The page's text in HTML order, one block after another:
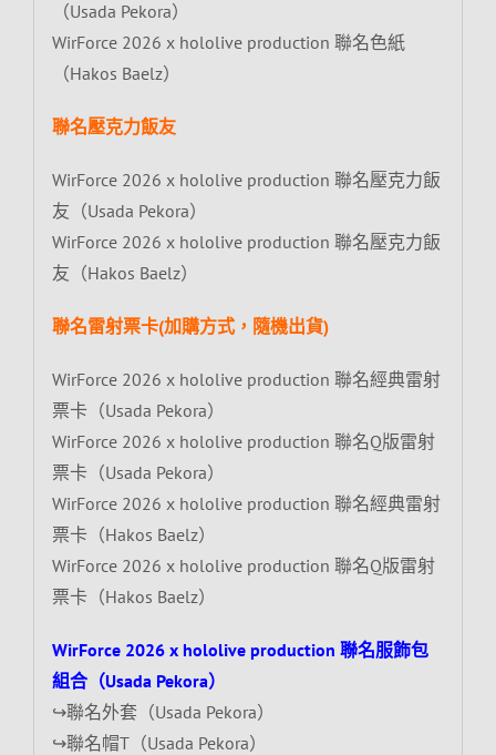
（Usada Pekora）
WirForce 2026 x hololive production 聯名色紙
（Hakos Baelz）
聯名壓克力飯友
WirForce 2026 x hololive production 聯名壓克力飯
友（Usada Pekora）
WirForce 2026 x hololive production 聯名壓克力飯
友（Hakos Baelz）
聯名雷射票卡(加購方式，隨機出貨)
WirForce 2026 x hololive production 聯名經典雷射
票卡（Usada Pekora）
WirForce 2026 x hololive production 聯名Q版雷射
票卡（Usada Pekora）
WirForce 2026 x hololive production 聯名經典雷射
票卡（Hakos Baelz）
WirForce 2026 x hololive production 聯名Q版雷射
票卡（Hakos Baelz）
WirForce 2026 x hololive production 聯名服飾包
組合（Usada Pekora）
↪聯名外套（Usada Pekora）
↪聯名帽T（Usada Pekora）